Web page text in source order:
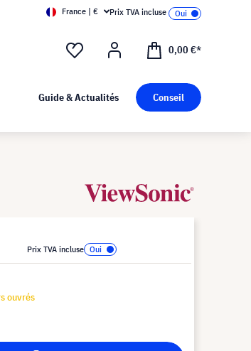
France | € Prix TVA incluse
0,00 €*
Guide & Actualités Conseil
Prix TVA incluse
ouvrés